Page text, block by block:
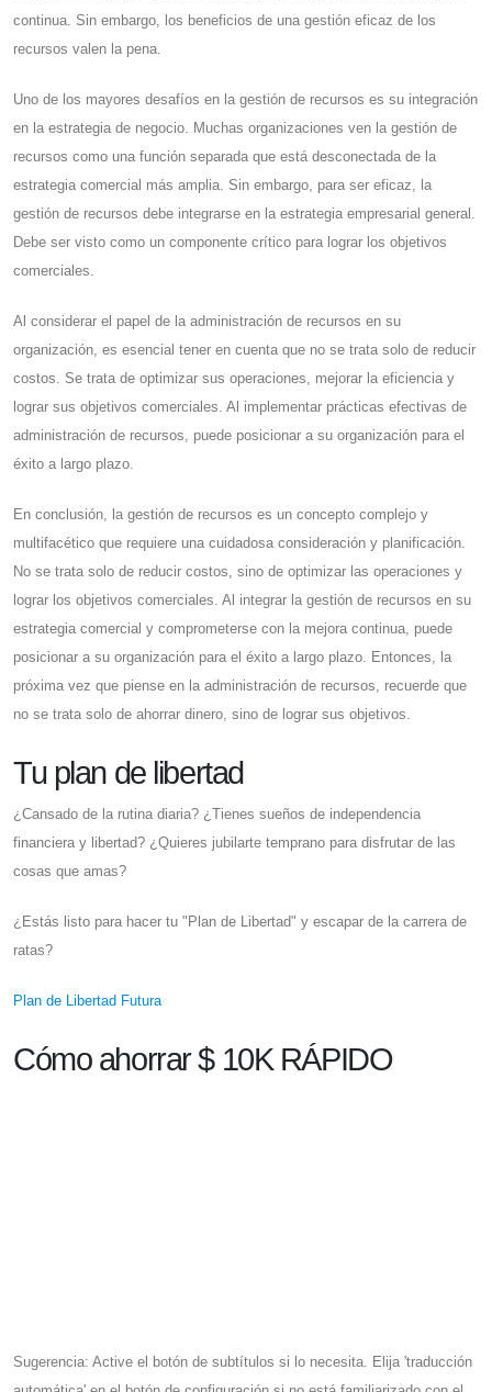
continua. Sin embargo, los beneficios de una gestión eficaz de los
recursos valen la pena.
Uno de los mayores desafíos en la gestión de recursos es su integración
en la estrategia de negocio. Muchas organizaciones ven la gestión de
recursos como una función separada que está desconectada de la
estrategia comercial más amplia. Sin embargo, para ser eficaz, la
gestión de recursos debe integrarse en la estrategia empresarial general.
Debe ser visto como un componente crítico para lograr los objetivos
comerciales.
Al considerar el papel de la administración de recursos en su
organización, es esencial tener en cuenta que no se trata solo de reducir
costos. Se trata de optimizar sus operaciones, mejorar la eficiencia y
lograr sus objetivos comerciales. Al implementar prácticas efectivas de
administración de recursos, puede posicionar a su organización para el
éxito a largo plazo.
En conclusión, la gestión de recursos es un concepto complejo y
multifacético que requiere una cuidadosa consideración y planificación.
No se trata solo de reducir costos, sino de optimizar las operaciones y
lograr los objetivos comerciales. Al integrar la gestión de recursos en su
estrategia comercial y comprometerse con la mejora continua, puede
posicionar a su organización para el éxito a largo plazo. Entonces, la
próxima vez que piense en la administración de recursos, recuerde que
no se trata solo de ahorrar dinero, sino de lograr sus objetivos.
Tu plan de libertad
¿Cansado de la rutina diaria? ¿Tienes sueños de independencia
financiera y libertad? ¿Quieres jubilarte temprano para disfrutar de las
cosas que amas?
¿Estás listo para hacer tu "Plan de Libertad" y escapar de la carrera de
ratas?
Plan de Libertad Futura
Cómo ahorrar $ 10K RÁPIDO
Sugerencia: Active el botón de subtítulos si lo necesita. Elija 'traducción